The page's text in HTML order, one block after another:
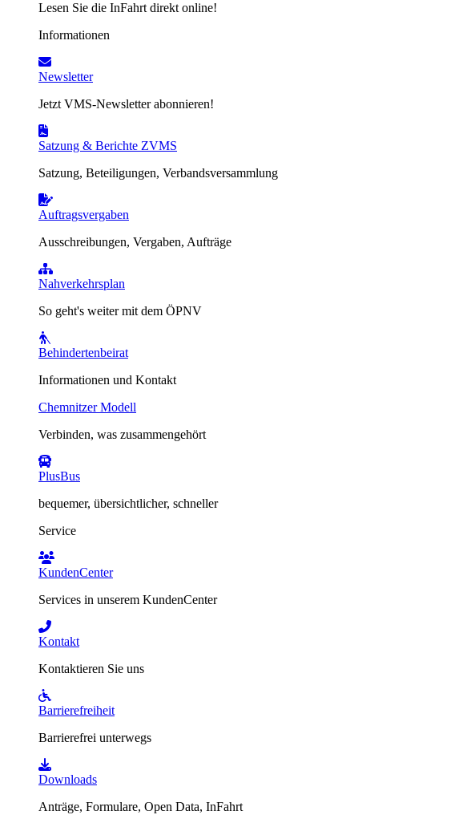
Lesen Sie die InFahrt direkt online!
Informationen
Newsletter
Jetzt VMS-Newsletter abonnieren!
Satzung & Berichte ZVMS
Satzung, Beteiligungen, Verbandsversammlung
Auftragsvergaben
Ausschreibungen, Vergaben, Aufträge
Nahverkehrsplan
So geht's weiter mit dem ÖPNV
Behindertenbeirat
Informationen und Kontakt
Chemnitzer Modell
Verbinden, was zusammengehört
PlusBus
bequemer, übersichtlicher, schneller
Service
KundenCenter
Services in unserem KundenCenter
Kontakt
Kontaktieren Sie uns
Barrierefreiheit
Barrierefrei unterwegs
Downloads
Anträge, Formulare, Open Data, InFahrt